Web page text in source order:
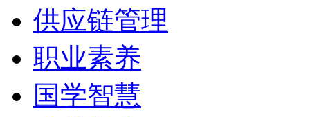
供应链管理
职业素养
国学智慧